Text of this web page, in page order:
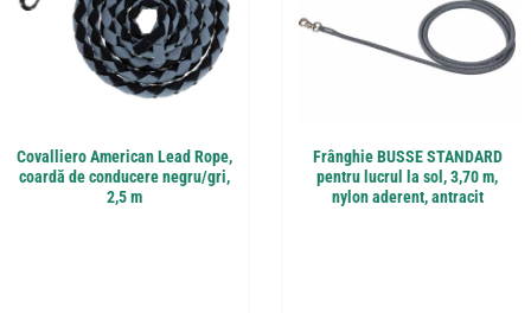
Covalliero American Lead Rope,
coardă de conducere negru/gri,
2,5 m
Frânghie BUSSE STANDARD
pentru lucrul la sol, 3,70 m,
nylon aderent, antracit